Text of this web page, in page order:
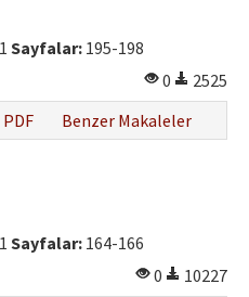
Sayfalar: 195-198
0
2525
PDF Benzer Makaleler
Sayfalar: 164-166
0
10227